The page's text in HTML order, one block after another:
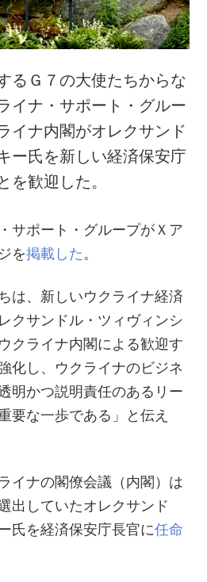
購読
フォトバンク
るＧ７の大使たちからな
イナ・サポート・グルー
イナ内閣がオレクサンド
ー氏を新しい経済保安庁
を歓迎した。
サポート・グループがＸア
を掲載した 。
は、新しいウクライナ経済
クサンドル・ツィヴィンシ
クライナ内閣による歓迎す
化し、ウクライナのビジネ
明かつ説明責任のあるリー
要な一歩である」と伝え
イナの閣僚会議（内閣）は
出していたオレクサンド
氏を経済保安庁長官に任命